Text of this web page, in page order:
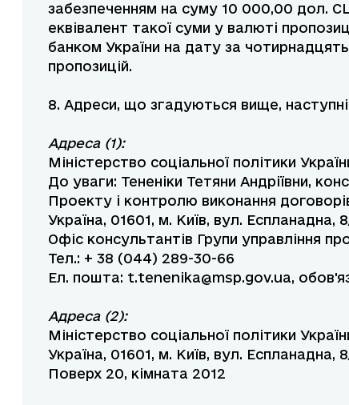
забезпеченням на суму 10 000,00 дол.
еквівалент такої суми у валюті
банком України на дату за
пропозицій.
8. Адреси, що згадуються вище,
Адреса (1):
Міністерство соціальної політики
До уваги: Тененіки Тетяни Андріївни,
Проекту і контролю виконання
Україна, 01601, м. Київ, вул. Еспланадна,
Офіс консультантів Групи управління
Тел.: + 38 (044) 289-30-66
Ел. пошта: t.tenenika@msp.gov.ua,
Адреса (2):
Міністерство соціальної політики
Україна, 01601, м. Київ, вул. Еспланадна,
Поверх 20, кімната 2012